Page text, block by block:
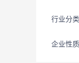
行业分
企业性